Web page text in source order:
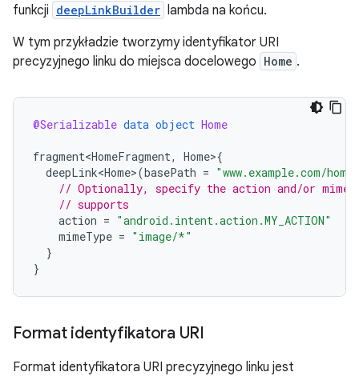
funkcji deepLinkBuilder
lambda na końcu.
W tym przykładzie tworzymy identyfikator URI
precyzyjnego linku do miejsca docelowego Home .
@Serializable data object Home
fragment<HomeFragment, Home>{
deepLink<Home>(basePath = "www.example.com/
// Optionally, specify the action and/or
// supports
action = "android.intent.action.MY_ACTION"
mimeType = "image/*"
}
}
Format identyfikatora URI
Format identyfikatora URI precyzyjnego linku jest